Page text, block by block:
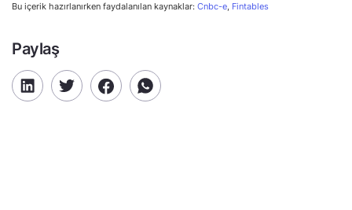
Bu içerik hazırlanırken faydalanılan kaynaklar: Cnbc-e, Fintables
Paylaş